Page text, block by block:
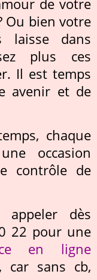
de votre
Ou bien votre
laisse dans
plus ces
Il est temps
avenir et de
chaque
occasion
contrôle de
dès
22 pour une
en ligne
car sans cb,